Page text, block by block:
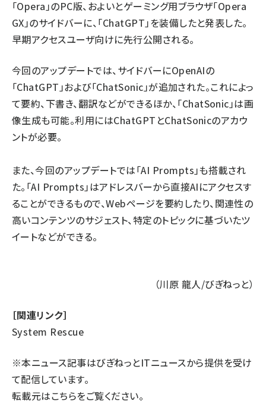
「Opera」のPC版、およいとゲーミング用ブラウザ「Opera
GX」のサイドバーに、「ChatGPT」を装備したと発表した。
早期アクセスユーザ向けに先行公開される。
今回のアップデートでは、サイドバーにOpenAIの
「ChatGPT」および「ChatSonic」が追加された。これによっ
て要約、下書き、翻訳などができるほか、「ChatSonic」は画
像生成も可能。利用にはChatGPTとChatSonicのアカウ
ントが必要。
また、今回のアップデートでは「AI Prompts」も搭載され
た。「AI Prompts」はアドレスバーから直接AIにアクセスす
ることができるもので、Webページを要約したり、関連性の
高いコンテンツのサジェスト、特定のトピックに基づいたツ
イートなどができる。
（川原 龍人/びぎねっと）
［関連リンク］
System Rescue
※本ニュース記事はびぎねっとITニュースから提供を受け
て配信しています。
転載元はこちらをご覧ください。